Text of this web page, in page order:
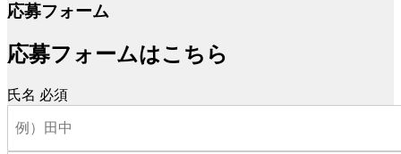
応募フォーム
応募フォームはこちら
氏名 必須